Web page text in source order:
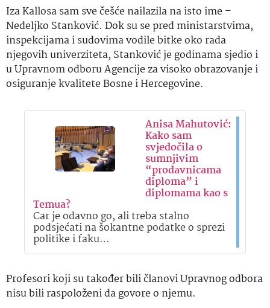
Iza Kallosa sam sve češće nailazila na isto ime –
Nedeljko Stanković. Dok su se pred ministarstvima,
inspekcijama i sudovima vodile bitke oko rada
njegovih univerziteta, Stanković je godinama sjedio i
u Upravnom odboru Agencije za visoko obrazovanje i
osiguranje kvalitete Bosne i Hercegovine.
Anisa Mahutović:
Kako sam
svjedočila o
sumnjivim
“prodavnicama
diploma” i
diplomama kao s
Temua?
Car je odavno go, ali treba stalno
podsjećati na šokantne podatke o sprezi
politike i faku…
Profesori koji su također bili članovi Upravnog odbora
nisu bili raspoloženi da govore o njemu.